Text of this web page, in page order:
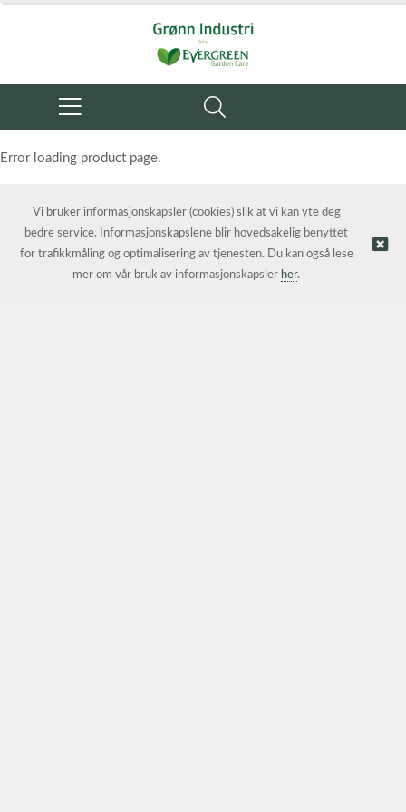
Error loading product page.
© Grønn Industri AS | Nettbutikk levert avKréatif AS
Vi bruker informasjonskapsler (cookies) slik at vi kan yte deg
bedre service. Informasjonskapslene blir hovedsakelig benyttet
for trafikkmåling og optimalisering av tjenesten. Du kan også lese
mer om vår bruk av informasjonskapsler her.